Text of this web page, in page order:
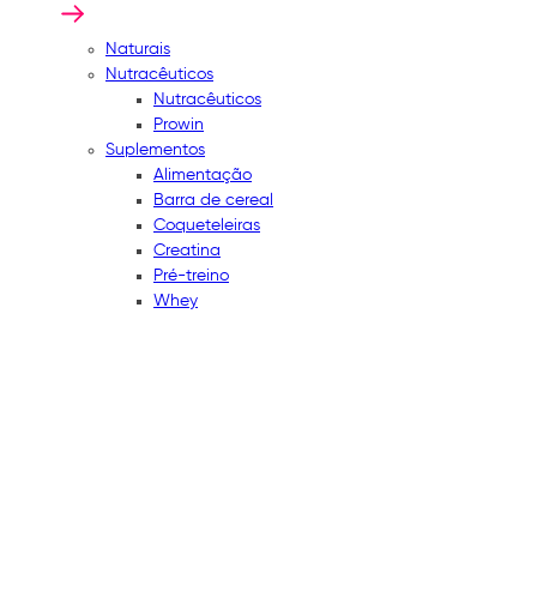
Naturais
Nutracêuticos
Nutracêuticos
Prowin
Suplementos
Alimentação
Barra de cereal
Coqueteleiras
Creatina
Pré-treino
Whey